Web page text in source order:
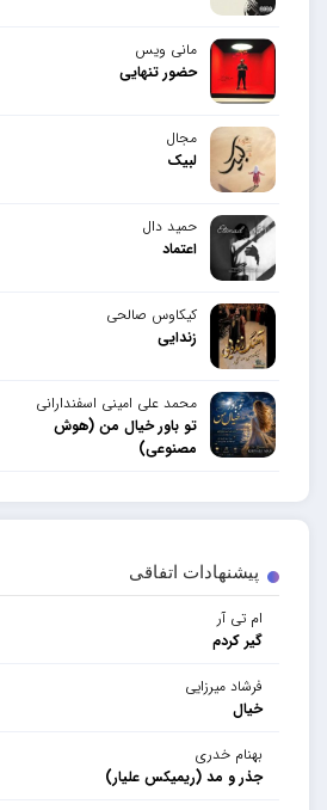
پیشنهادات اتفاقی
ام تی آر
گیر کردم
فرشاد میرزایی
خیال
بهنام خدری
جذر و مد (ریمیکس علیار)
مانی ویس
حضور تنهایی
مجال
لبیک
حمید دال
اعتماد
کیکاوس صالحی
زندایی
محمد علی امینی اسفندارانی
تو باور خیال من (هوش
مصنوعی)